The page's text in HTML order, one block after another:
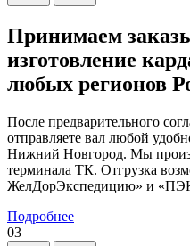
Принимаем
изготовление
любых регионов
После предварительного
отправляете вал любой
Нижний Новгород. Мы
терминала ТК. Отгрузка
ЖелДорЭкспедицию» и
Подробнее
03